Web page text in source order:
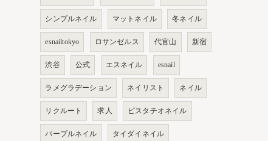
シンプルネイル マットネイル 冬ネイル
esnailtokyo ロサンゼルス 代官山 新宿
渋谷 公式 エスネイル esnail
ラメグラデーション ネイリスト ネイル
リクルート 求人 ピスタチオネイル
パープルネイル タイダイネイル